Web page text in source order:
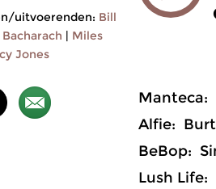
uitvoerenden: Bill
| Miles
Jones
Manteca:
Alfie:
BeBop:
Lush